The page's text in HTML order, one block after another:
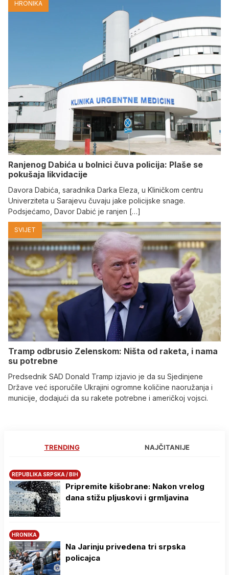
HRONIKA
Ranjenog Dabića u bolnici čuva policija: Plaše se
pokušaja likvidacije
Davora Dabića, saradnika Darka Eleza, u Kliničkom centru
Univerziteta u Sarajevu čuvaju jake policijske snage.
Podsjećamo, Davor Dabić je ranjen […]
SVIJET
Tramp odbrusio Zelenskom: Ništa od raketa, i nama
su potrebne
Predsednik SAD Donald Tramp izjavio je da su Sjedinjene
Države već isporučile Ukrajini ogromne količine naoružanja i
municije, dodajući da su rakete potrebne i američkoj vojsci.
TRENDING NAJČITANIJE
REPUBLIKA SRPSKA / BIH
Pripremite kišobrane: Nakon vrelog
dana stižu pljuskovi i grmljavina
HRONIKA
Na Јarinju privedena tri srpska
policajca